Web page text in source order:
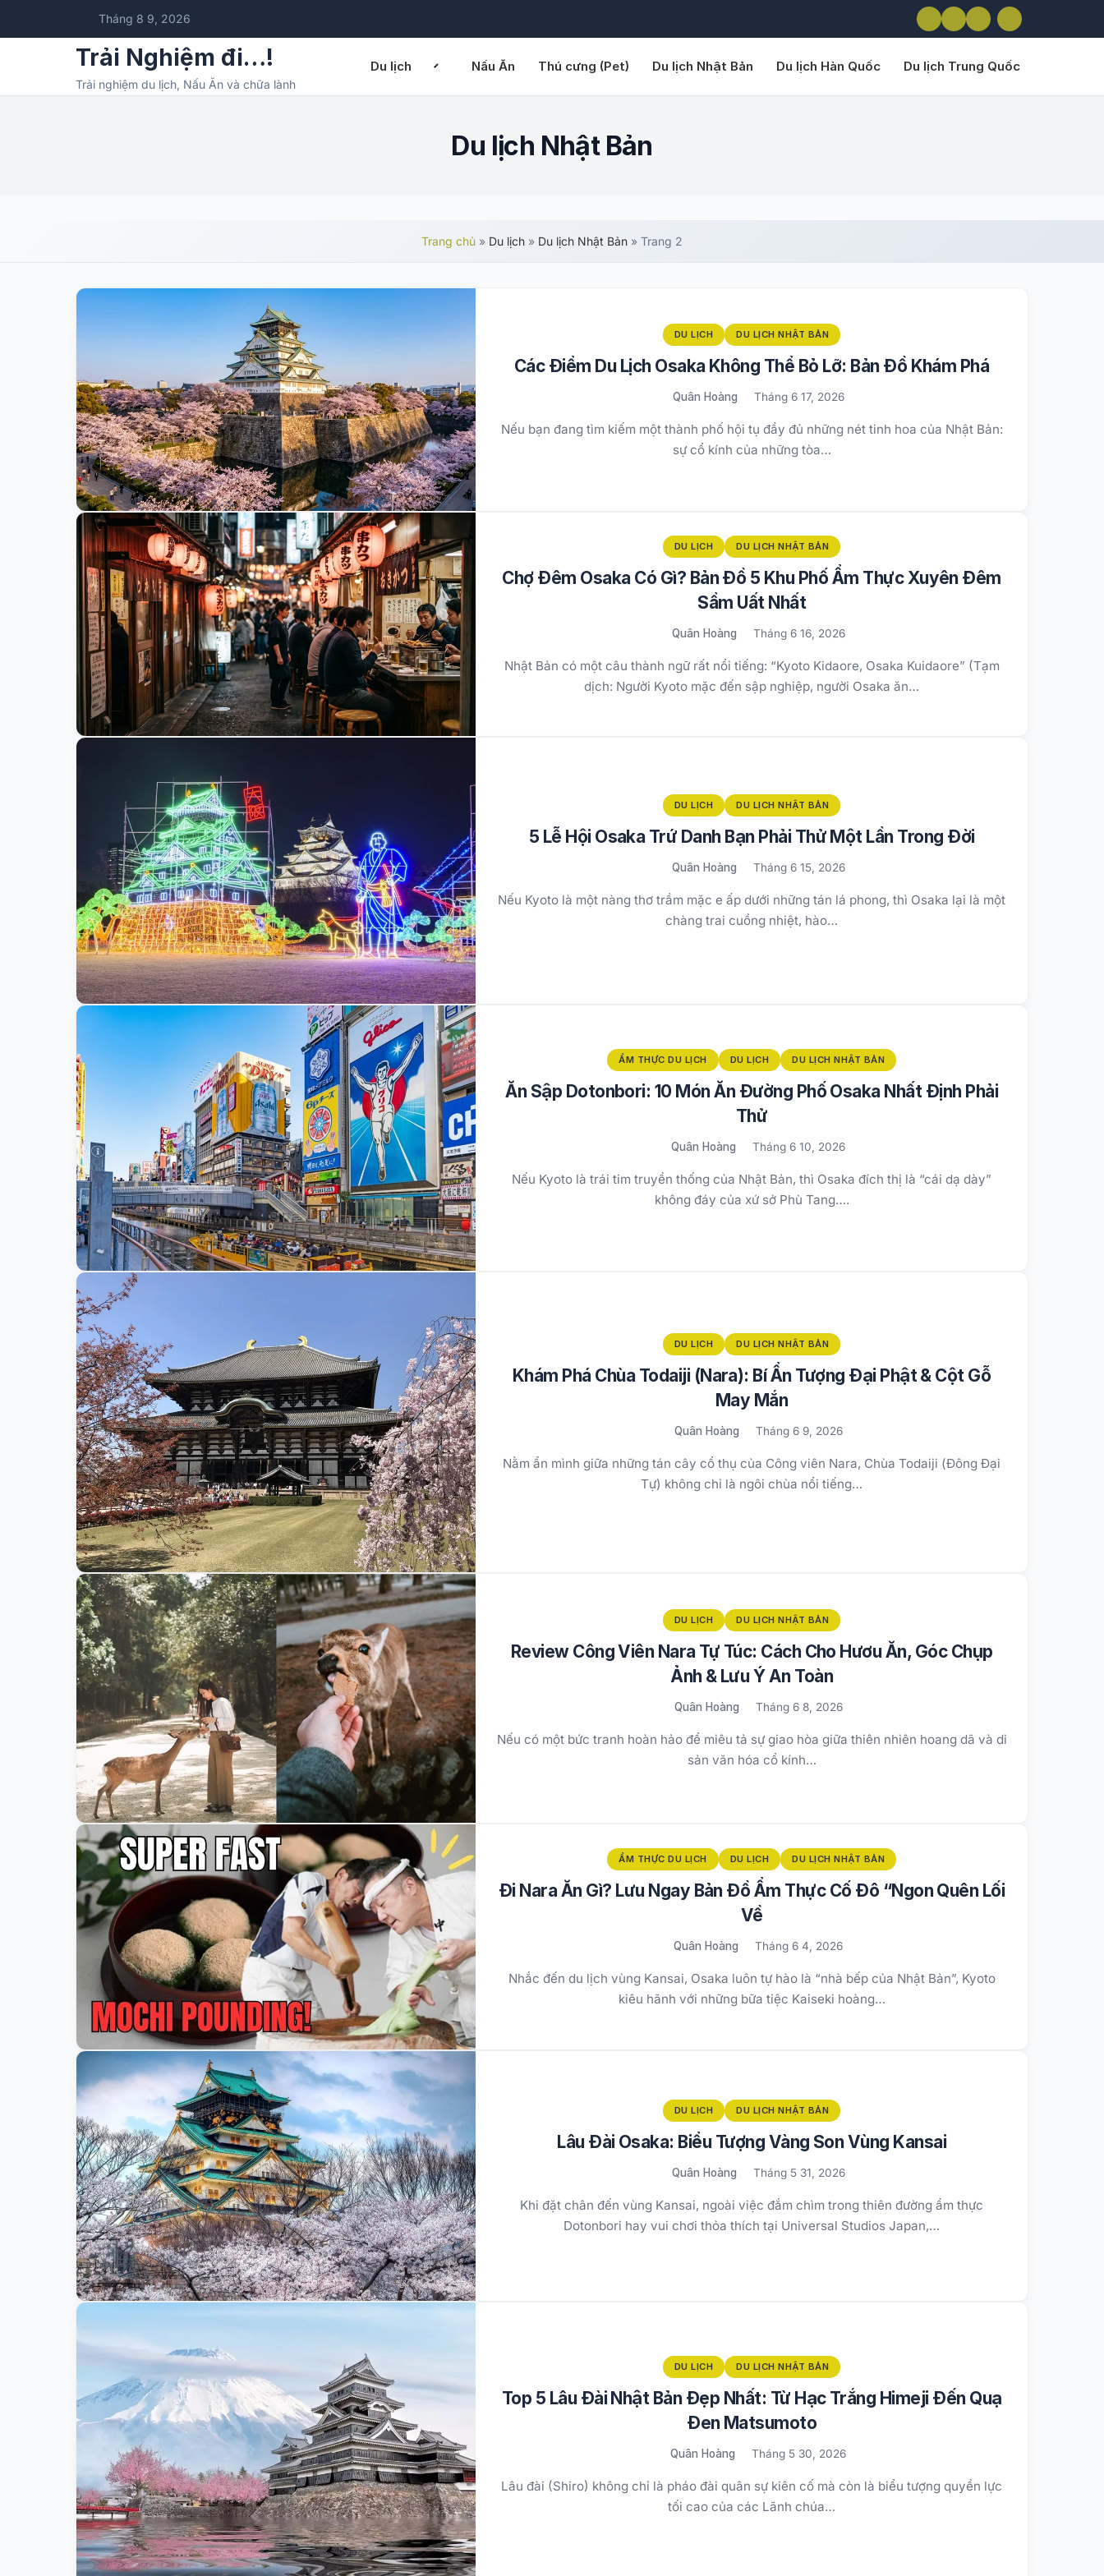
Tháng 8 9, 2026
Trải Nghiệm đi…!
Trải nghiệm du lịch, Nấu Ăn và chữa lành
Du lịch Nấu Ăn Thú cưng (Pet) Du lịch Nhật Bản Du lịch Hàn Quốc Du lịch Trung Quốc
Du lịch Nhật Bản
Trang chủ » Du lịch » Du lịch Nhật Bản » Trang 2
DU LỊCH DU LỊCH NHẬT BẢN
Các Điểm Du Lịch Osaka Không Thể Bỏ Lỡ: Bản Đồ Khám Phá
Quân Hoàng Tháng 6 17, 2026
Nếu bạn đang tìm kiếm một thành phố hội tụ đầy đủ những nét tinh hoa của Nhật Bản:
sự cổ kính của những tòa…
DU LỊCH DU LỊCH NHẬT BẢN
Chợ Đêm Osaka Có Gì? Bản Đồ 5 Khu Phố Ẩm Thực Xuyên Đêm
Sầm Uất Nhất
Quân Hoàng Tháng 6 16, 2026
Nhật Bản có một câu thành ngữ rất nổi tiếng: “Kyoto Kidaore, Osaka Kuidaore” (Tạm
dịch: Người Kyoto mặc đến sập nghiệp, người Osaka ăn…
DU LỊCH DU LỊCH NHẬT BẢN
5 Lễ Hội Osaka Trứ Danh Bạn Phải Thử Một Lần Trong Đời
Quân Hoàng Tháng 6 15, 2026
Nếu Kyoto là một nàng thơ trầm mặc e ấp dưới những tán lá phong, thì Osaka lại là một
chàng trai cuồng nhiệt, hào…
ẨM THỰC DU LỊCH DU LỊCH DU LỊCH NHẬT BẢN
Ăn Sập Dotonbori: 10 Món Ăn Đường Phố Osaka Nhất Định Phải
Thử
Quân Hoàng Tháng 6 10, 2026
Nếu Kyoto là trái tim truyền thống của Nhật Bản, thì Osaka đích thị là “cái dạ dày”
không đáy của xứ sở Phù Tang….
DU LỊCH DU LỊCH NHẬT BẢN
Khám Phá Chùa Todaiji (Nara): Bí Ẩn Tượng Đại Phật & Cột Gỗ
May Mắn
Quân Hoàng Tháng 6 9, 2026
Nằm ẩn mình giữa những tán cây cổ thụ của Công viên Nara, Chùa Todaiji (Đông Đại
Tự) không chỉ là ngôi chùa nổi tiếng…
DU LỊCH DU LỊCH NHẬT BẢN
Review Công Viên Nara Tự Túc: Cách Cho Hươu Ăn, Góc Chụp
Ảnh & Lưu Ý An Toàn
Quân Hoàng Tháng 6 8, 2026
Nếu có một bức tranh hoàn hảo để miêu tả sự giao hòa giữa thiên nhiên hoang dã và di
sản văn hóa cổ kính…
ẨM THỰC DU LỊCH DU LỊCH DU LỊCH NHẬT BẢN
Đi Nara Ăn Gì? Lưu Ngay Bản Đồ Ẩm Thực Cố Đô “Ngon Quên Lối
Về
Quân Hoàng Tháng 6 4, 2026
Nhắc đến du lịch vùng Kansai, Osaka luôn tự hào là “nhà bếp của Nhật Bản”, Kyoto
kiêu hãnh với những bữa tiệc Kaiseki hoàng…
DU LỊCH DU LỊCH NHẬT BẢN
Lâu Đài Osaka: Biểu Tượng Vàng Son Vùng Kansai
Quân Hoàng Tháng 5 31, 2026
Khi đặt chân đến vùng Kansai, ngoài việc đắm chìm trong thiên đường ẩm thực
Dotonbori hay vui chơi thỏa thích tại Universal Studios Japan,…
DU LỊCH DU LỊCH NHẬT BẢN
Top 5 Lâu Đài Nhật Bản Đẹp Nhất: Từ Hạc Trắng Himeji Đến Quạ
Đen Matsumoto
Quân Hoàng Tháng 5 30, 2026
Lâu đài (Shiro) không chỉ là pháo đài quân sự kiên cố mà còn là biểu tượng quyền lực
tối cao của các Lãnh chúa…